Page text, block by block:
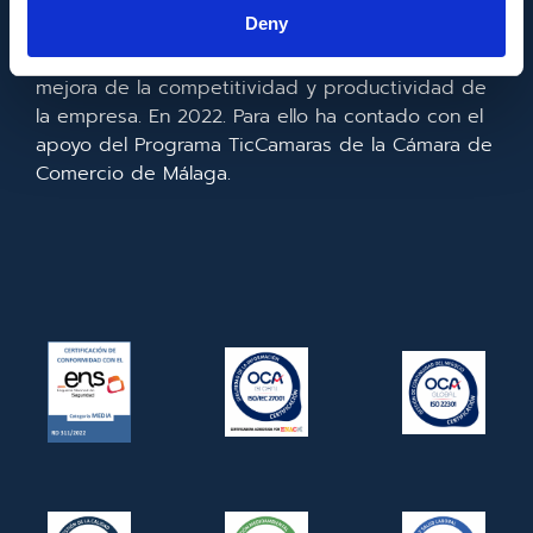
Deny
acceso a las mismas y gracias al que ha
realizado la implementación de un CRM y para la
mejora de la competitividad y productividad de
la empresa. En 2022. Para ello ha contado con el
apoyo del Programa TicCamaras de la Cámara de
Comercio de Málaga.